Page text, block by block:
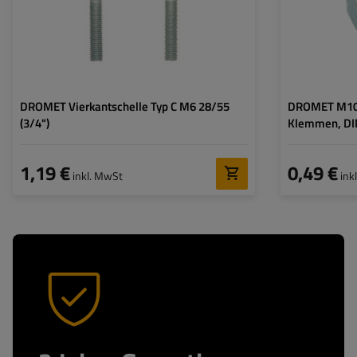
DROMET Vierkantschelle Typ C M6 28/55
(3/4")
1,19 €inkl. MwSt
DROMET
Klemmen,
0,49 €